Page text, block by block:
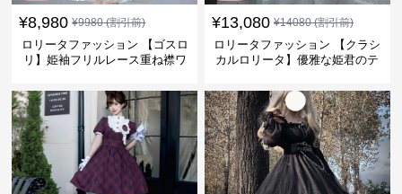
¥8,980 ¥9980(割引前)
ロリータファッション 【ゴスロ
リ】姫袖フリルレース重ね襟ワ
¥13,080 ¥14080(割引前)
ロリータファッション 【クラシ
カルロリータ】優雅な姫君のテ